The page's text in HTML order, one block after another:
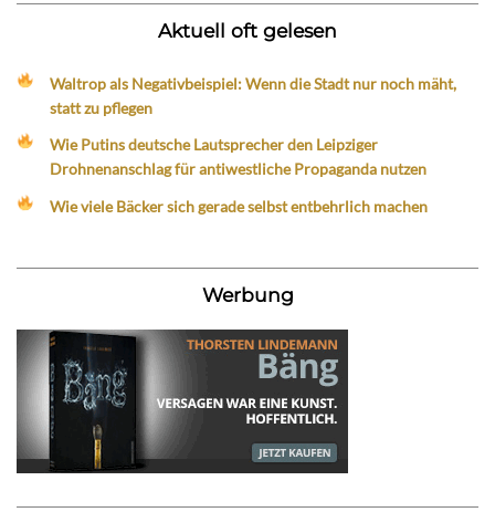
Aktuell oft gelesen
Waltrop als Negativbeispiel: Wenn die Stadt nur noch mäht,
statt zu pflegen
Wie Putins deutsche Lautsprecher den Leipziger
Drohnenanschlag für antiwestliche Propaganda nutzen
Wie viele Bäcker sich gerade selbst entbehrlich machen
Werbung